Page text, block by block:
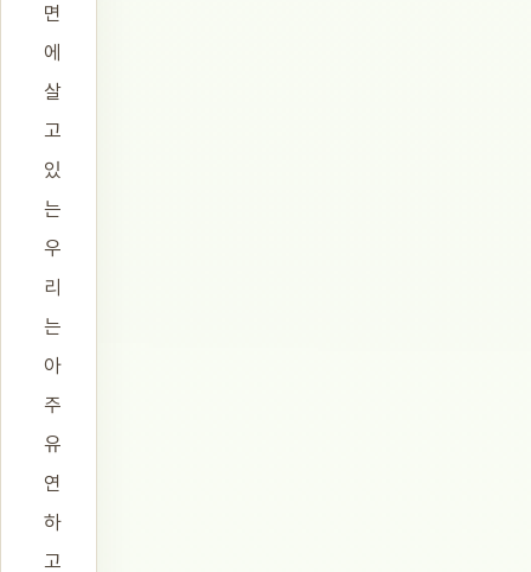
면
에
살
고
있
는
우
리
는
아
주
유
연
하
고